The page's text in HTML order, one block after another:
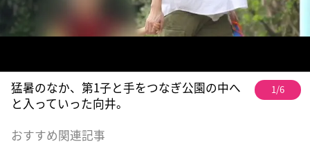
猛暑のなか、第1子と手をつなぎ公園の中へ
と入っていった向井。
1/6
おすすめ関連記事